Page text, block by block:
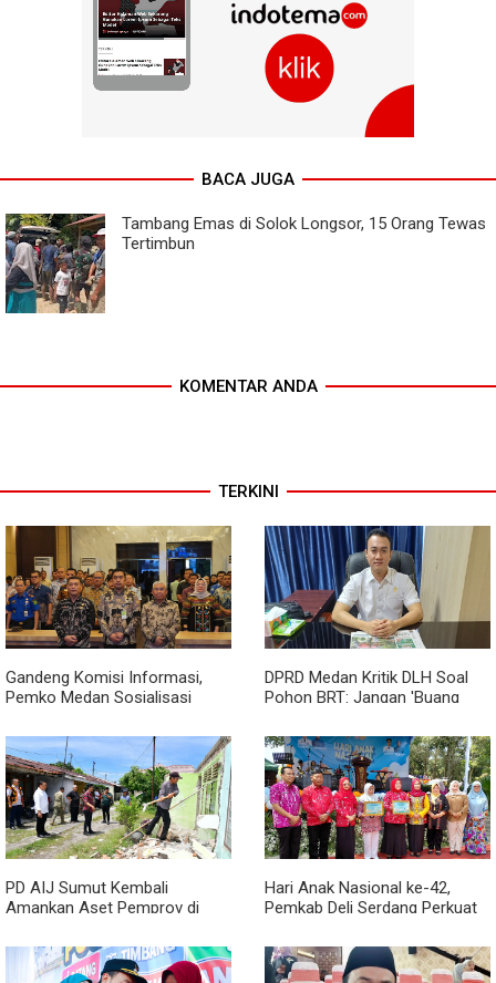
BACA JUGA
Tambang Emas di Solok Longsor, 15 Orang Tewas
Tertimbun
KOMENTAR ANDA
TERKINI
Gandeng Komisi Informasi,
Pemko Medan Sosialisasi
DPRD Medan Kritik DLH Soal
Pohon BRT: Jangan 'Buang
PD AIJ Sumut Kembali
Amankan Aset Pemprov di
Bioskop Ria Dibongkar
Hari Anak Nasional ke-42,
Pemkab Deli Serdang Perkuat